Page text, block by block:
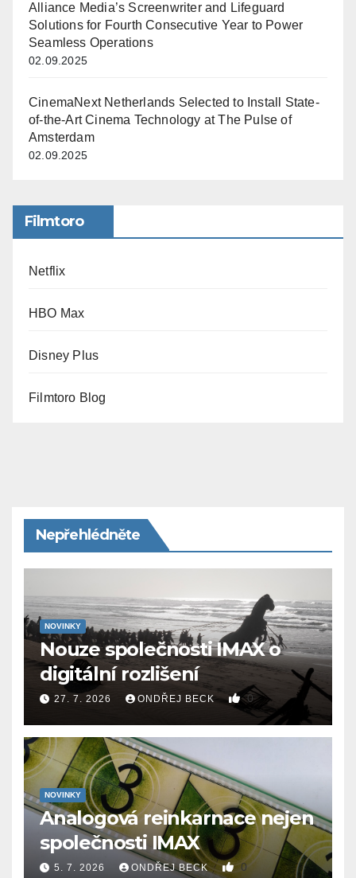
Alliance Media’s Screenwriter and Lifeguard
Solutions for Fourth Consecutive Year to Power
Seamless Operations
02.09.2025
CinemaNext Netherlands Selected to Install State-
of-the-Art Cinema Technology at The Pulse of
Amsterdam
02.09.2025
Filmtoro
Netflix
HBO Max
Disney Plus
Filmtoro Blog
Nepřehlédněte
NOVINKY
Nouze společnosti IMAX o
digitální rozlišení
27. 7. 2026 ONDŘEJ BECK 0
NOVINKY
Analogová reinkarnace nejen
společnosti IMAX
5. 7. 2026 ONDŘEJ BECK 0